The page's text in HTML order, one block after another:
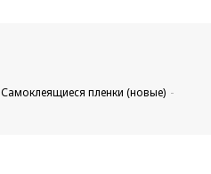
Самоклеящиеся пленки (новые)